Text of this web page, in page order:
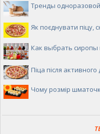
Тренды
Як поєднувати піцу,
Как выбрать
Піца після
Чому розмір